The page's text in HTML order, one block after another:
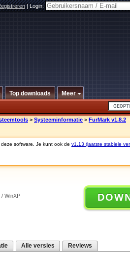
|Login:
Top downloads Meer
> Systeeminformatie > FurMark v1.8.2
software. Je kunt ook de v1.13 (laatste stabiele
/ WinXP
Alle versies Reviews